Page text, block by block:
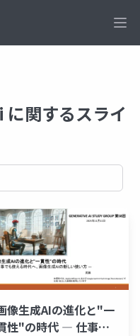
関するスライ
像生成AIの進化と"一
性"の時代 ― 仕事で